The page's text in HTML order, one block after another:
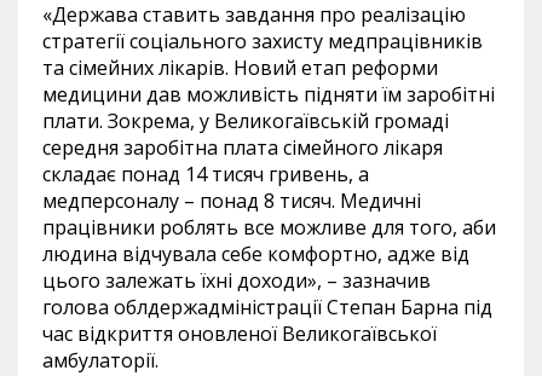
«Держава ставить завдання про реалізацію
стратегії соціального захисту медпрацівників
та сімейних лікарів. Новий етап реформи
медицини дав можливість підняти їм заробітні
плати. Зокрема, у Великогаївській громаді
середня заробітна плата сімейного лікаря
складає понад 14 тисяч гривень, а
медперсоналу – понад 8 тисяч. Медичні
працівники роблять все можливе для того, аби
людина відчувала себе комфортно, адже від
цього залежать їхні доходи», – зазначив
голова облдержадміністрації Степан Барна під
час відкриття оновленої Великогаївської
амбулаторії.